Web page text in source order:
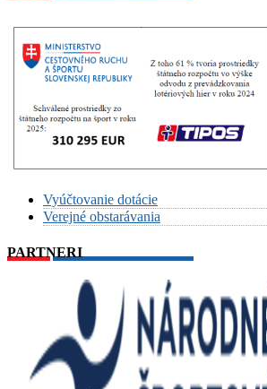
Vyúčtovanie dotácie
Verejné obstarávania
PARTNERI